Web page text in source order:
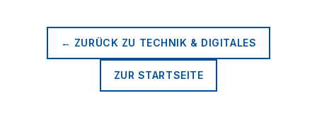
← ZURÜCK ZU TECHNIK & DIGITALES
ZUR STARTSEITE